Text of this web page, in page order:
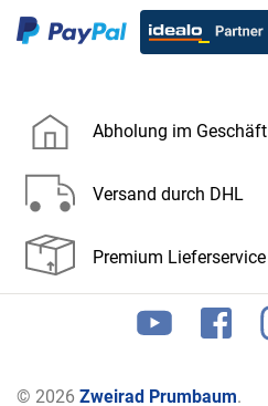
Abholung im Geschäft
Versand durch DHL
Premium Lieferservice
© 2026 Zweirad Prumbaum.